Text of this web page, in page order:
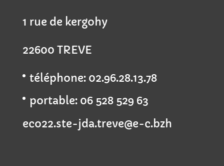
1 rue de kergohy
22600 TREVE
téléphone: 02.96.28.13.78
portable: 06 528 529 63
eco22.ste-jda.treve@e-c.bzh